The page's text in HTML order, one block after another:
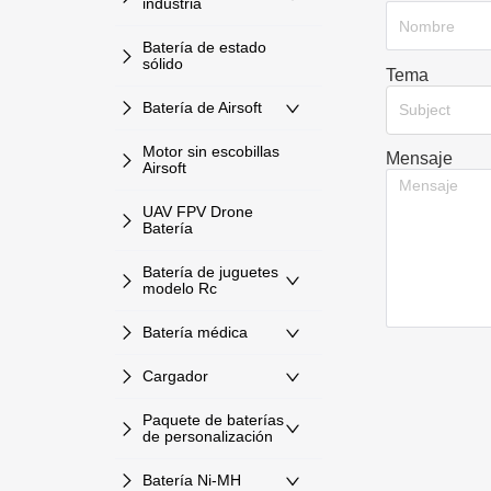
Batería de estado
sólido
Batería de Airsoft
Motor sin escobillas
Airsoft
UAV FPV Drone
Batería
Batería de juguetes
modelo Rc
Batería médica
Cargador
Paquete de baterías
de personalización
Batería Ni-MH
Tema
Subject
Mensaje